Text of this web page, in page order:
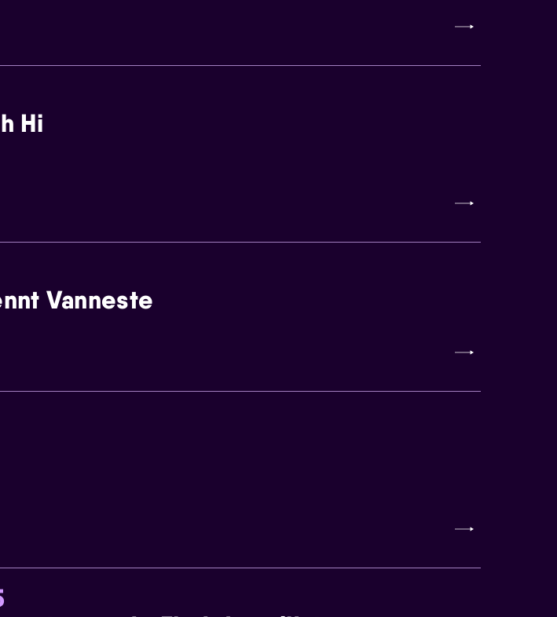
Hi
Vanneste